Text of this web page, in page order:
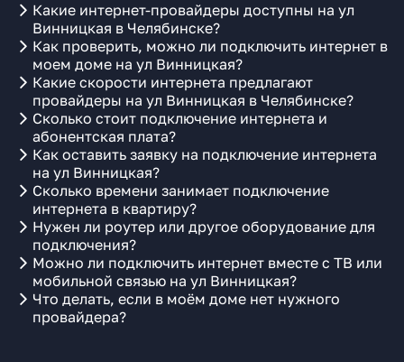
Какие интернет-провайдеры доступны на ул
Винницкая в Челябинске?
Как проверить, можно ли подключить интернет в
моем доме на ул Винницкая?
Какие скорости интернета предлагают
провайдеры на ул Винницкая в Челябинске?
Сколько стоит подключение интернета и
абонентская плата?
Как оставить заявку на подключение интернета
на ул Винницкая?
Сколько времени занимает подключение
интернета в квартиру?
Нужен ли роутер или другое оборудование для
подключения?
Можно ли подключить интернет вместе с ТВ или
мобильной связью на ул Винницкая?
Что делать, если в моём доме нет нужного
провайдера?